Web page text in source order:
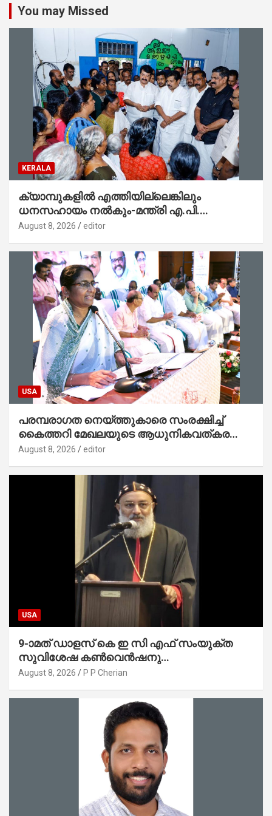
You may Missed
KERALA
ക്യാമ്പുകളിൽ എത്തിയില്ലെങ്കിലും
ധനസഹായം നൽകും-മന്ത്രി എ.പി.
അനിൽകുമാർ
August 8, 2026 editor
USA
പരമ്പരാഗത നെയ്ത്തുകാരെ സംരക്ഷിച്ച്
കൈത്തറി മേഖലയുടെ ആധുനികവത്കരണം
സാധ്യമാക്കും : ഡെപ്യൂട്ടി സ്പീക്കർ
August 8, 2026 editor
USA
9-ാമത് ഡാളസ് കെ ഇ സി എഫ് സംയുക്ത
സുവിശേഷ കൺവെൻഷനു
പ്രാർത്ഥനാനിർഭരമായ തുടക്കം
August 8, 2026 P P Cherian